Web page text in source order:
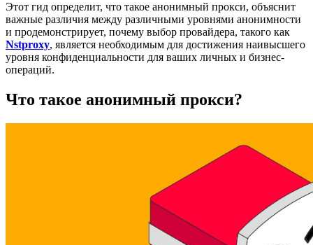
Этот гид определит, что такое анонимный прокси, объяснит
важные различия между различными уровнями анонимности
и продемонстрирует, почему выбор провайдера, такого как
Nstproxy, является необходимым для достижения наивысшего
уровня конфиденциальности для ваших личных и бизнес-
операций.
Что такое анонимный прокси?